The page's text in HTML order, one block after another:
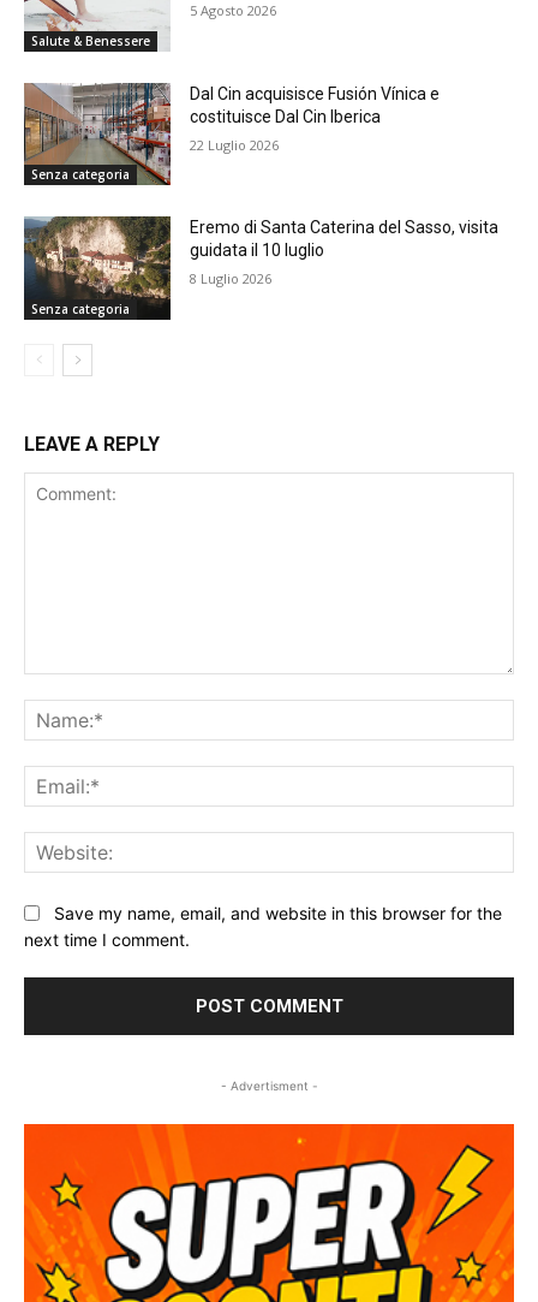
Salute & Benessere
5 Agosto 2026
Senza categoria
Dal Cin acquisisce Fusión Vínica e
costituisce Dal Cin Iberica
22 Luglio 2026
Senza categoria
Eremo di Santa Caterina del Sasso, visita
guidata il 10 luglio
8 Luglio 2026
LEAVE A REPLY
Save my name, email, and website in this browser for the
next time I comment.
- Advertisment -